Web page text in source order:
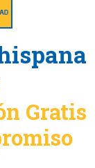
Gratis